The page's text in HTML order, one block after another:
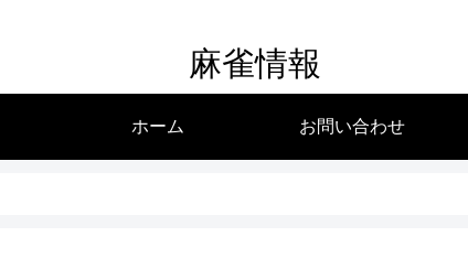
麻雀情報
ホーム お問い合わせ